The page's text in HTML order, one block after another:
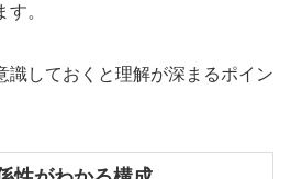
す。
識しておくと理解が深まるポイン